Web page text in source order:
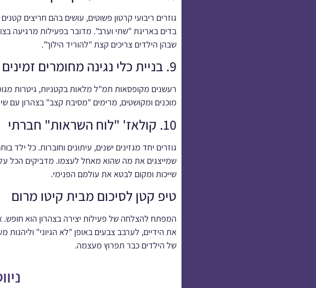
גוזרים ריבועי קרטון פשוטים, עושים בהם חריצים
בדים באריגת "שתי וערב". מדובר בפעילות מרגיעה
שבהן הילדים צריכים קצת "להוריד הילוך".
9. בניית כלי נגינה מחומרים זמינים
רעשנים מקופסאות תמ"ל מלאות בקטניות, גיטרות
מוכנים ומקושטים, מרימים "מסיבת קצב" בצהרון עם
10. קולאז' "לוח השראות" חברתי
גוזרים יחד מגזינים ישנים, עיתונים וחוברות. כל
שמייצגים את מה שהוא מאחל לעצמו. מדביקים הכל
שייכות ומקום לבטא את עולמם הפנימי.
טיפ קטן לסיכום מבית קיטו מרום
המפתח להצלחה של פעילות יצירה בצהרון הוא חופש.
את הידיים, לערבב צבעים באופן "לא הגיוני"
של הילדים כבר תפרוץ מעצמה.